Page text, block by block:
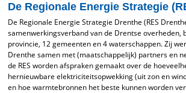
De Regionale Energie Strategie
De Regionale Energie Strategie Drenthe (RES
samenwerkingsverband van de Drentse overheden,
provincie, 12 gemeenten en 4 waterschappen. Zij
Drenthe samen met (maatschappelijk) partners en
de RES worden afspraken gemaakt over de
hernieuwbare elektriciteitsopwekking (uit zon en
en hoe warmtebronnen het beste kunnen worden